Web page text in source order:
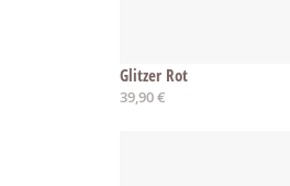
Glitzer Rot
39,90 €